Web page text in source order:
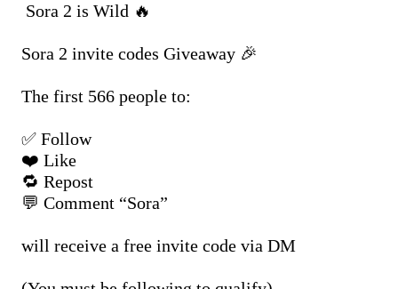
Sora 2 is Wild 🔥
Sora 2 invite codes Giveaway 🎉
The first 566 people to:
✅ Follow
❤️ Like
🔁 Repost
💬 Comment “Sora”
will receive a free invite code via DM